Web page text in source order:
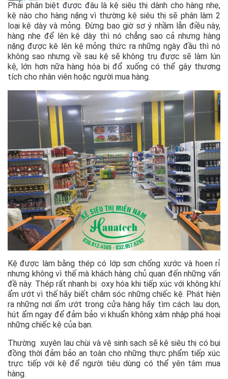
Phải phân biệt được đâu là kệ siêu thị dành cho hàng nhẹ,
kệ nào cho hàng nặng vì thường kệ siêu thị sẽ phân làm 2
loại kệ dày và mỏng. Đừng bao giờ sơ ý nhầm lẫn điều này,
hàng nhẹ để lên kệ dày thì nó chẳng sao cả nhưng hàng
nặng được kê lên kệ mỏng thức ra những ngày đầu thì nó
không sao nhưng về sau kệ sẽ không trụ được sẽ làm lún
kệ, lớn hơn nữa hàng hóa bị đổ xuống có thể gây thương
tích cho nhân viên hoặc người mua hàng.
Kệ được làm bằng thép có lớp sơn chống xước và hoen rỉ
nhưng không vì thế mà khách hàng chủ quan đến những vấn
đề này. Thép rất nhanh bị oxy hóa khi tiếp xúc với không khí
ẩm ướt vì thế hãy biết chăm sóc những chiếc kệ. Phát hiện
ra những nơi ẩm ướt trong cửa hàng hãy tìm cách lau dọn,
hút ẩm ngay để đảm bảo vi khuẩn không xâm nhập phá hoại
những chiếc kệ của bạn.
Thường xuyên lau chùi và vệ sinh sạch sẽ kệ siêu thị có bụi
đồng thời đảm bảo an toàn cho những thực phẩm tiếp xúc
trực tiếp với kệ để người tiêu dùng có thể yên tâm mua
hàng.